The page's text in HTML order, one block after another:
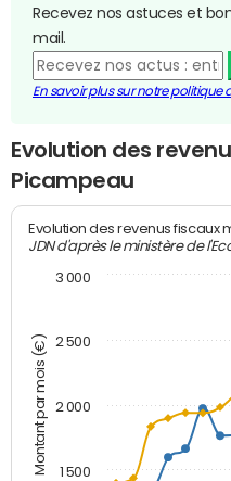
Recevez nos astuces et
mail.
En savoir plus sur notre politique
Evolution des
Picampeau
Montant par mois (€)
Evolution des revenus fiscaux
JDN d'après le ministère de
1 500
2 000
2 500
3 000